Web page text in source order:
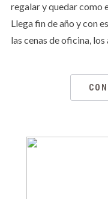
regalar y quedar como
Llega fin de año y con
las cenas de oficina,